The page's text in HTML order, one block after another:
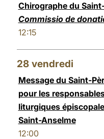
Chirographe du
Commissio de
12:15
28 vendredi
Message du Saint-
pour les
liturgiques
Saint-Anselme
12:00